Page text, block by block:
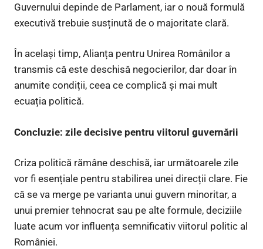
Guvernului depinde de Parlament, iar o nouă formulă
executivă trebuie susținută de o majoritate clară.
În același timp, Alianța pentru Unirea Românilor a
transmis că este deschisă negocierilor, dar doar în
anumite condiții, ceea ce complică și mai mult
ecuația politică.
Concluzie: zile decisive pentru viitorul guvernării
Criza politică rămâne deschisă, iar următoarele zile
vor fi esențiale pentru stabilirea unei direcții clare. Fie
că se va merge pe varianta unui guvern minoritar, a
unui premier tehnocrat sau pe alte formule, deciziile
luate acum vor influența semnificativ viitorul politic al
României.